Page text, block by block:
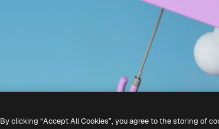
By clicking “Accept All Cookies”, you agree to the storing of